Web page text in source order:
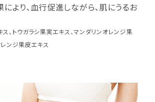
より、血行促進しながら、肌にうるお
、トウガラシ果実エキス、マンダリンオレンジ果
ンジ果皮エキス